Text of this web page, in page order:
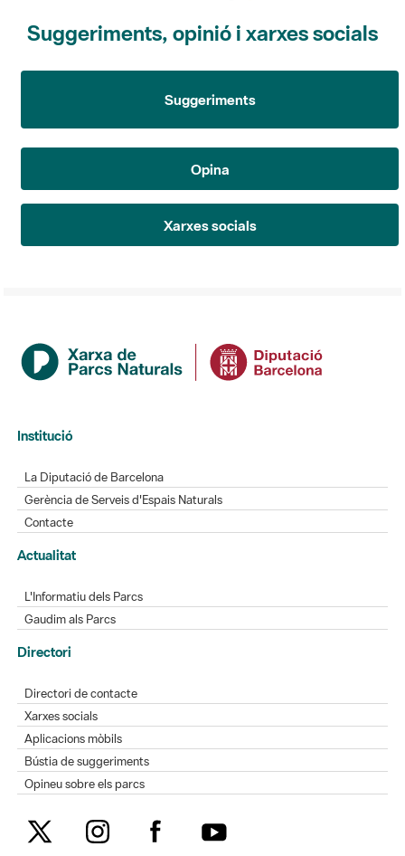
Suggeriments, opinió i xarxes socials
Suggeriments
Opina
Xarxes socials
Institució
La Diputació de Barcelona
Gerència de Serveis d'Espais Naturals
Contacte
Actualitat
L'Informatiu dels Parcs
Gaudim als Parcs
Directori
Directori de contacte
Xarxes socials
Aplicacions mòbils
Bústia de suggeriments
Opineu sobre els parcs